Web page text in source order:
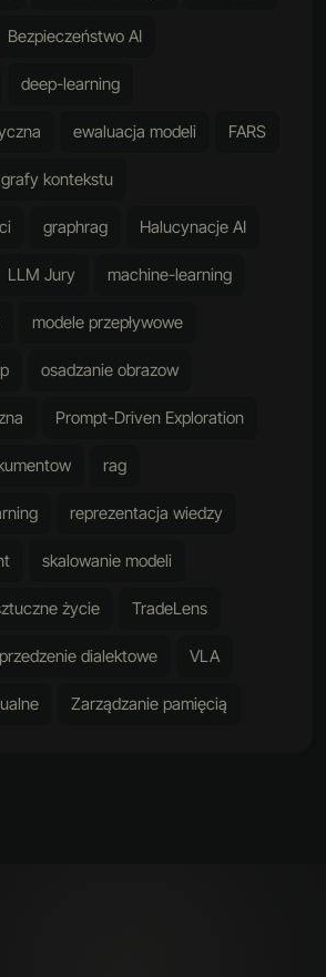
Bezpieczeństwo AI
deep-learning
ewaluacja modeli FARS
grafy kontekstu
graphrag Halucynacje AI
LLM Jury machine-learning
modele przepływowe
osadzanie obrazow
Prompt-Driven Exploration
rag
reprezentacja wiedzy
skalowanie modeli
życie TradeLens
dialektowe VLA
Zarządzanie pamięcią